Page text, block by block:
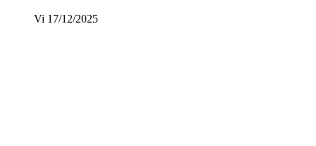
Vi 17/12/2025